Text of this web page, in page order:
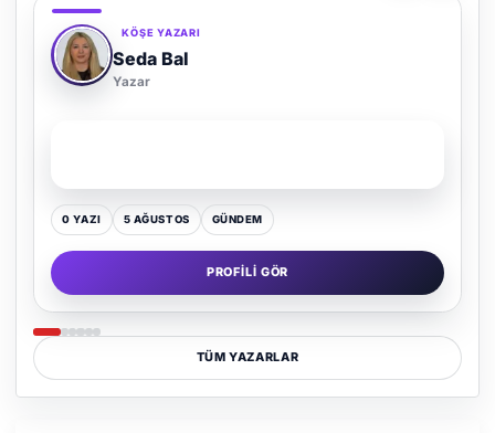
KÖŞE YAZARI
Adem Demir
Yazar
0 YAZI 16 TEMMUZ GÜNDEM
PROFILI GÖR
TÜM YAZARLAR